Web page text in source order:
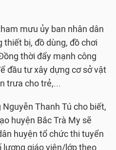
mưu ủy ban nhân dân
thiết bị, đồ dùng, đồ chơi
thời đẩy mạnh công
đầu tư xây dựng cơ sở vật
trưa cho trẻ,...
Thanh Tú cho biết,
huyện Bắc Trà My sẽ
huyện tổ chức thi tuyển
lượng giáo viên/lớp theo